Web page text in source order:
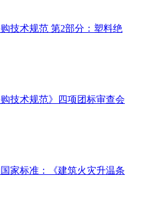
技术规范 第2部分：塑料绝
技术规范》四项团标审查会
家标准：《建筑火灾升温条